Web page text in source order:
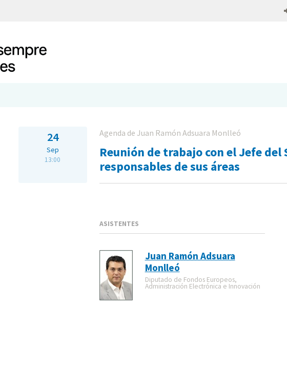
24
Sep
13:00
Agenda de Juan Ramón Adsuara Monlleó
Reunión de trabajo con el Jefe del
responsables de sus áreas
ASISTENTES
Juan Ramón Adsuara
Monlleó
Diputado de Fondos Europeos,
Administración Electrónica e Innovación